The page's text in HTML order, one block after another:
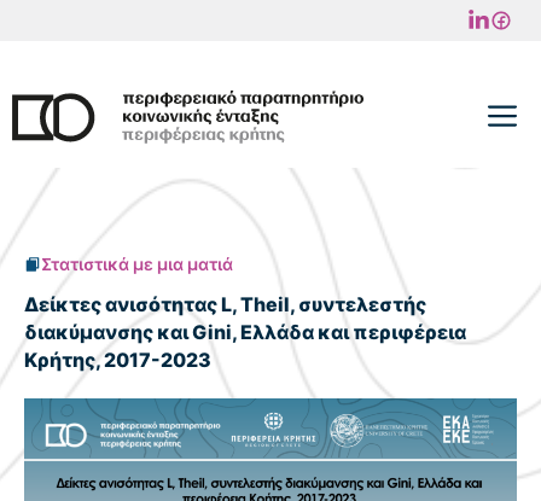
περιεχόμενο
Στατιστικά με μια ματιά
Δείκτες ανισότητας L, Theil, συντελεστής
διακύμανσης και Gini, Ελλάδα και περιφέρεια
Κρήτης, 2017-2023